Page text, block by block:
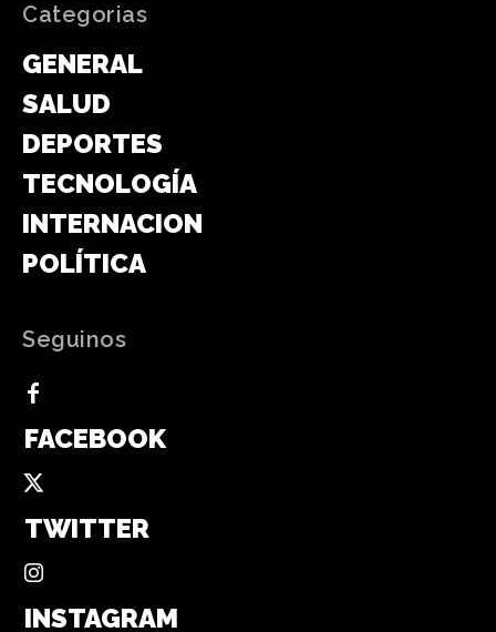
Categorias
GENERAL
SALUD
DEPORTES
TECNOLOGÍA
INTERNACIONAL
POLÍTICA
Seguinos
FACEBOOK
TWITTER
INSTAGRAM